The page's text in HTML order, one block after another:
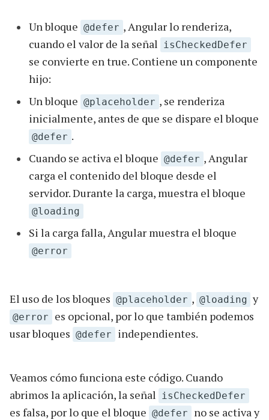
Un bloque @defer , Angular lo renderiza,
cuando el valor de la señal
isCheckedDefer
se convierte en true. Contiene un componente
hijo:
Un bloque @placeholder , se renderiza
inicialmente, antes de que se dispare el bloque
@defer .
Cuando se activa el bloque @defer , Angular
carga el contenido del bloque desde el
servidor. Durante la carga, muestra el bloque
@loading
Si la carga falla, Angular muestra el bloque
@error
El uso de los bloques @placeholder , @loading y
@error
es opcional, por lo que también podemos
usar bloques @defer independientes.
Veamos cómo funciona este código. Cuando
abrimos la aplicación, la señal
isCheckedDefer
es falsa, por lo que el bloque @defer
no se activa y